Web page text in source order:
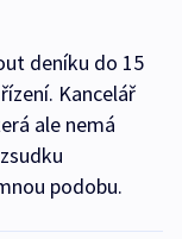
deníku do 15
Kancelář
ale nemá
podobu.